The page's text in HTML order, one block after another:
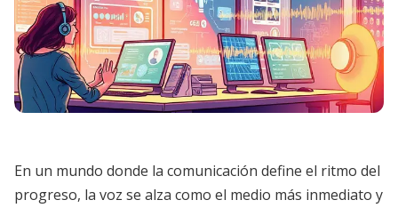
En un mundo donde la comunicación define el ritmo del
progreso, la voz se alza como el medio más inmediato y